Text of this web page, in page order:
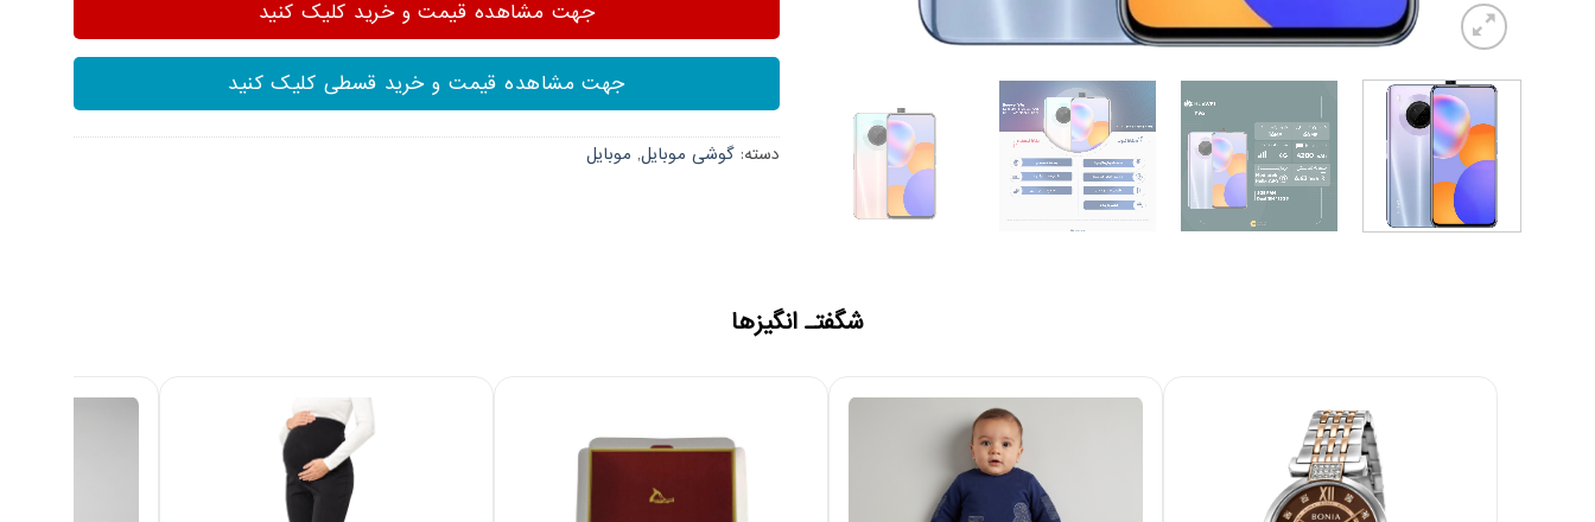
جهت مشاهده قیمت و خرید کلیک کنید
جهت مشاهده قیمت و خرید قسطی کلیک کنید
دسته: گوشی موبایل, موبایل
شگفتـ انگیزها